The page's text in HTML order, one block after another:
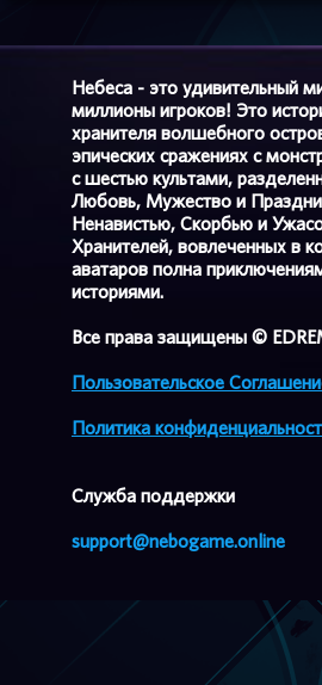
Небеса - это удивительный
миллионы игроков! Это
хранителя волшебного
эпических сражениях с
с шестью культами,
Любовь, Мужество и
Ненавистью, Скорбью и
Хранителей, вовлеченных в
аватаров полна
историями.
Все права защищены ©
Пользовательское
Политика
Cлужба поддержки
support@nebogame.online